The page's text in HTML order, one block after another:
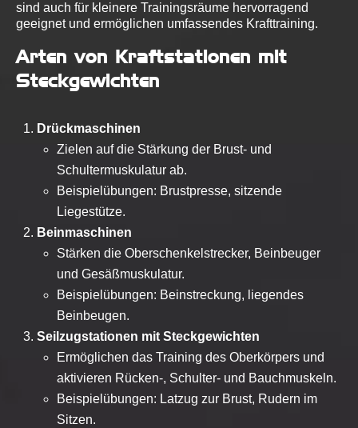
sind auch für kleinere Trainingsräume hervorragend
geeignet und ermöglichen umfassendes Krafttraining.
Arten von Kraftstationen mit
Steckgewichten
Drückmaschinen
Zielen auf die Stärkung der Brust- und
Schultermuskulatur ab.
Beispielübungen: Brustpresse, sitzende
Liegestütze.
Beinmaschinen
Stärken die Oberschenkelstrecker, Beinbeuger
und Gesäßmuskulatur.
Beispielübungen: Beinstreckung, liegendes
Beinbeugen.
Seilzugstationen mit Steckgewichten
Ermöglichen das Training des Oberkörpers und
aktivieren Rücken-, Schulter- und Bauchmuskeln.
Beispielübungen: Latzug zur Brust, Rudern im
Sitzen.